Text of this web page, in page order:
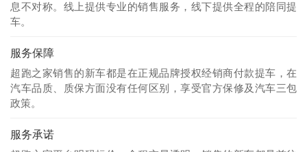
息不对称。线上提供专业的销售服务，线下提供全程的陪同提
车。
服务保障
超跑之家销售的新车都是在正规品牌授权经销商付款提车，在
汽车品质、质保方面没有任何区别，享受官方保修及汽车三包
政策。
服务承诺